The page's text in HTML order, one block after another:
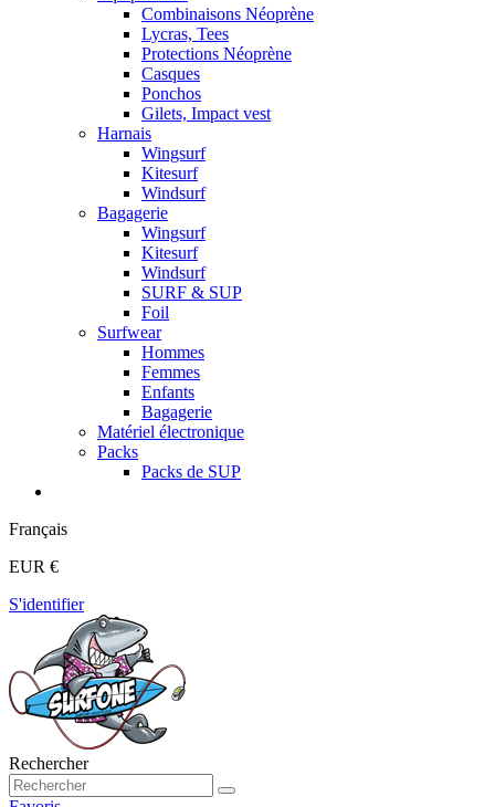
Combinaisons Néoprène
Lycras, Tees
Protections Néoprène
Casques
Ponchos
Gilets, Impact vest
Harnais
Wingsurf
Kitesurf
Windsurf
Bagagerie
Wingsurf
Kitesurf
Windsurf
SURF & SUP
Foil
Surfwear
Hommes
Femmes
Enfants
Bagagerie
Matériel électronique
Packs
Packs de SUP
Français
EUR €
S'identifier
Rechercher